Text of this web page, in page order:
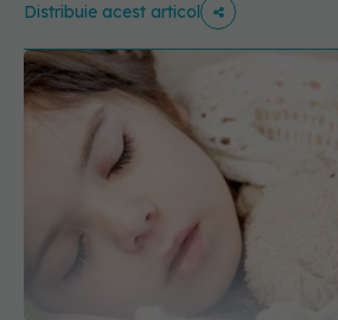
Distribuie acest articol